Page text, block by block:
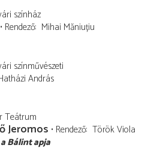
színház
Rendező Mihai Măniuțiu
színművészeti
András
Teátrum
Jeromos Rendező Török Viola
a Bálint apja